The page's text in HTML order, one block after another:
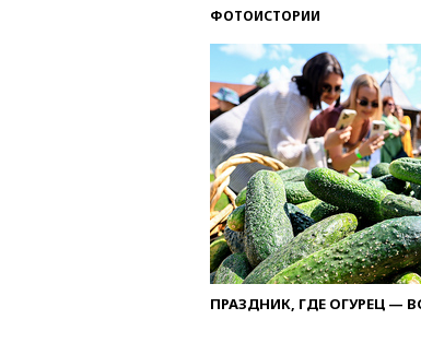
ФОТОИСТОРИИ
ПРАЗДНИК, ГДЕ ОГУРЕЦ —